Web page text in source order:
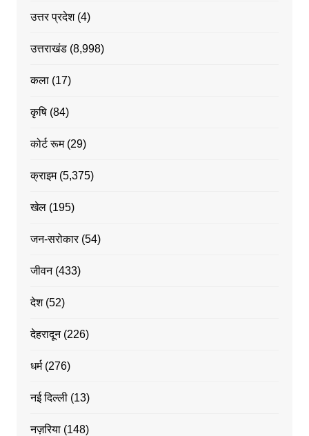
उत्तर प्रदेश(4)
उत्तराखंड(8,998)
कला(17)
कृषि(84)
कोर्ट रूम(29)
क्राइम(5,375)
खेल(195)
जन-सरोकार(54)
जीवन(433)
देश(52)
देहरादून(226)
धर्म(276)
नई दिल्ली(13)
नज़रिया(148)